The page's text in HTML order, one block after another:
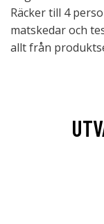
Räcker till 4
matskedar och
allt från